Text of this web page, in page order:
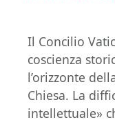
Il Concilio
coscienza
l’orizzonte
Chiesa. La
intellettuale»